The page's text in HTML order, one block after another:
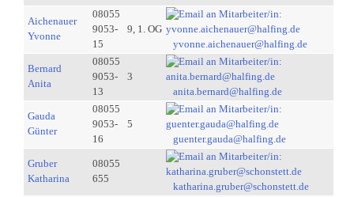
Aichenauer
Yvonne
08055
9053-
15
9, 1. OG
yvonne.aichenauer@halfing.de
Bernard
Anita
08055
9053-
13
3
anita.bernard@halfing.de
Gauda
Günter
08055
9053-
16
5
guenter.gauda@halfing.de
Gruber
Katharina
08055
655
katharina.gruber@schonstett.de